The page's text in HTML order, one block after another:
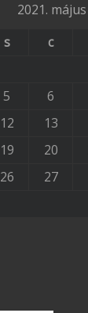
2021. május
s c
5 6
12 13
19 20
26 27